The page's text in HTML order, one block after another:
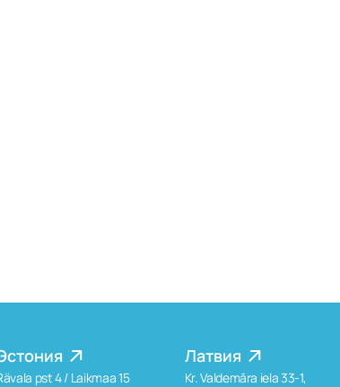
pst 4 / Laikmaa 15
Латвия
Kr. Valdemāra iela 33-1,